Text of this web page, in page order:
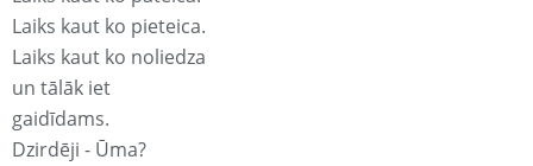
Laiks kaut ko pieteica.
Laiks kaut ko noliedza
un tālāk iet
gaidīdams.
Dzirdēji - Ūma?